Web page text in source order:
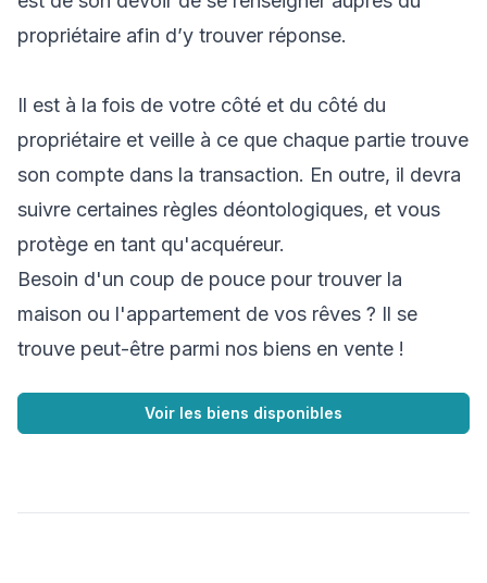
propriétaire afin d’y trouver réponse.
Il est à la fois de votre côté et du côté du
propriétaire et veille à ce que chaque partie trouve
son compte dans la transaction. En outre, il devra
suivre certaines règles déontologiques, et vous
protège en tant qu'acquéreur.
Besoin d'un coup de pouce pour trouver la
maison ou l'appartement de vos rêves ? Il se
trouve peut-être parmi nos biens en vente !
Voir les biens disponibles